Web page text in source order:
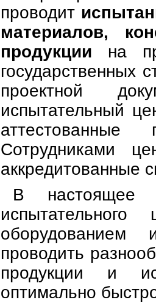
проводит
материалов,
продукции на
государственных
проектной
испытательный
Сотрудниками
аккредитованные
В настоящее
оборудованием
проводить
продукции и
оптимально